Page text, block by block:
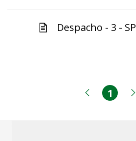
Despacho - 3 -
Página
1